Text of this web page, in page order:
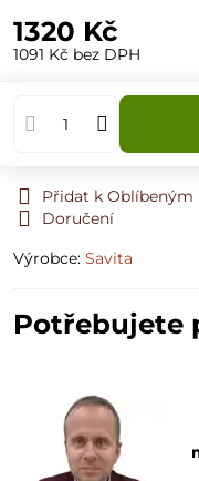
1320 Kč
1091 Kč bez DPH
Přidat k Oblíbeným
Doručení
Výrobce: Savita
Potřebujete